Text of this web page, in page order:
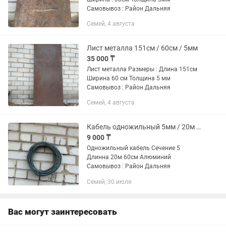
Самовывоз : Район Дальняя
Семей, 4 августа
Лист металла 151см / 60см / 5мм
35 000 ₸
Лист металла Размеры : Длина 151см
Ширина 60 см Толщина 5 мм
Самовывоз : Район Дальняя
Семей, 4 августа
Кабель одножильный 5мм / 20м 60см
9 000 ₸
Одножильный кабель Сечение 5
Длинна 20м 60см Алюминий
Самовывоз : Район Дальняя
Семей, 30 июля
Вас могут заинтересовать